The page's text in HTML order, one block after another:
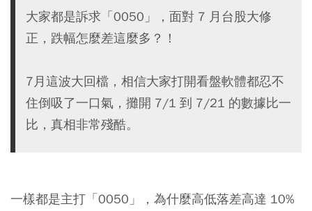
大家都是訴求「0050」，面對 7 月台股大修
正，跌幅怎麼差這麼多？！
7月這波大回檔，相信大家打開看盤軟體都忍不
住倒吸了一口氣，攤開 7/1 到 7/21 的數據比一
比，真相非常殘酷。
一樣都是主打「0050」，為什麼高低落差高達 10%